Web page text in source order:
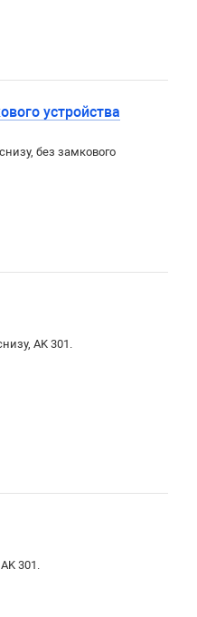
устройства
без замкового
AK 301.
301.